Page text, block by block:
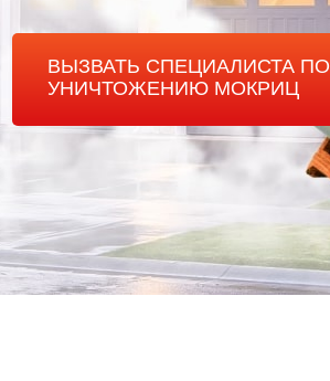
ВЫЗВАТЬ СПЕЦИАЛИСТА ПО
УНИЧТОЖЕНИЮ МОКРИЦ